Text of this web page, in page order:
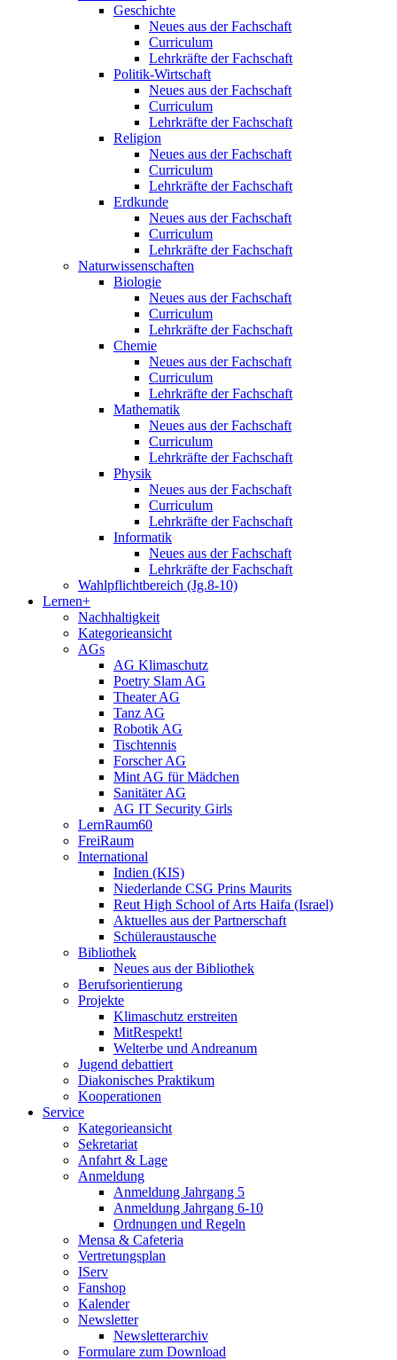
Geschichte
Neues aus der Fachschaft
Curriculum
Lehrkräfte der Fachschaft
Politik-Wirtschaft
Neues aus der Fachschaft
Curriculum
Lehrkräfte der Fachschaft
Religion
Neues aus der Fachschaft
Curriculum
Lehrkräfte der Fachschaft
Erdkunde
Neues aus der Fachschaft
Curriculum
Lehrkräfte der Fachschaft
Naturwissenschaften
Biologie
Neues aus der Fachschaft
Curriculum
Lehrkräfte der Fachschaft
Chemie
Neues aus der Fachschaft
Curriculum
Lehrkräfte der Fachschaft
Mathematik
Neues aus der Fachschaft
Curriculum
Lehrkräfte der Fachschaft
Physik
Neues aus der Fachschaft
Curriculum
Lehrkräfte der Fachschaft
Informatik
Neues aus der Fachschaft
Lehrkräfte der Fachschaft
Wahlpflichtbereich (Jg.8-10)
Lernen+
Nachhaltigkeit
Kategorieansicht
AGs
AG Klimaschutz
Poetry Slam AG
Theater AG
Tanz AG
Robotik AG
Tischtennis
Forscher AG
Mint AG für Mädchen
Sanitäter AG
AG IT Security Girls
LernRaum60
FreiRaum
International
Indien (KIS)
Niederlande CSG Prins Maurits
Reut High School of Arts Haifa (Israel)
Aktuelles aus der Partnerschaft
Schüleraustausche
Bibliothek
Neues aus der Bibliothek
Berufsorientierung
Projekte
Klimaschutz erstreiten
MitRespekt!
Welterbe und Andreanum
Jugend debattiert
Diakonisches Praktikum
Kooperationen
Service
Kategorieansicht
Sekretariat
Anfahrt & Lage
Anmeldung
Anmeldung Jahrgang 5
Anmeldung Jahrgang 6-10
Ordnungen und Regeln
Mensa & Cafeteria
Vertretungsplan
IServ
Fanshop
Kalender
Newsletter
Newsletterarchiv
Formulare zum Download